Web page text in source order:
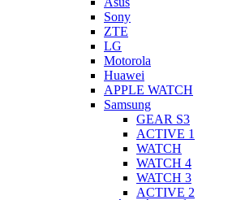
Sony
ZTE
LG
Motorola
Huawei
APPLE WATCH
Samsung
GEAR S3
ACTIVE 1
WATCH
WATCH 4
WATCH 3
ACTIVE 2